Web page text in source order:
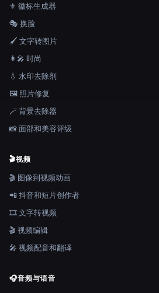
⚜️ 徽标生成器
🎭 换脸
🖌️ 文字转图片
👩‍🎤 时尚
💧 水印去除剂
🖼️ 照片修复
🪄 背景去除器
📸 面部和美容评级
🎬视频
🎬 图像到视频动画
📲 抖音和短片创作者
🎞️ 文字转视频
🎬 视频编辑
🎤 视频配音和翻译
🎧音频与语音